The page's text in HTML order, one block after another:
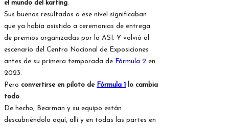
el mundo del karting.
Sus buenos resultados a ese nivel significaban
que ya había asistido a ceremonias de entrega
de premios organizadas por la ASI. Y volvió al
escenario del Centro Nacional de Exposiciones
antes de su primera temporada de Fórmula 2 en
2023.
Pero convertirse en piloto de Fórmula 1
lo cambia
todo.
De hecho, Bearman y su equipo están
descubriéndolo aquí, allí y en todas las partes en